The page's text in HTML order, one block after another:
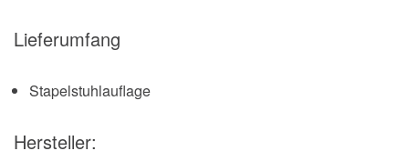
Lieferumfang
Stapelstuhlauflage
Hersteller: